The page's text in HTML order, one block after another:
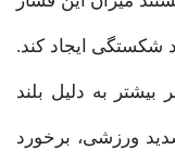
شکستگی ایجاد کند.
به دلیل بلند
ورزشی، برخورد